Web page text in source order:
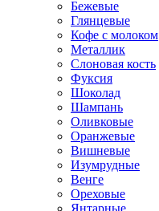
Бежевые
Глянцевые
Кофе с молоком
Металлик
Слоновая кость
Фуксия
Шоколад
Шампань
Оливковые
Оранжевые
Вишневые
Изумрудные
Венге
Ореховые
Янтарные